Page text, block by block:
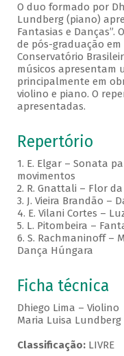
O duo formado por
Lundberg (piano)
Fantasias e Danças”.
de pós-graduação
Conservatório
músicos apresentam
principalmente em
violino e piano. O
apresentadas.
Repertório
1. E. Elgar – Sonata
movimentos
2. R. Gnattali – Flor
3. J. Vieira Brandão –
4. E. Vilani Cortes –
5. L. Pitombeira –
6. S. Rachmaninoff –
Dança Húngara
Ficha técnica
Dhiego Lima – Violino
Maria Luisa Lundberg
Classificação:LIVRE